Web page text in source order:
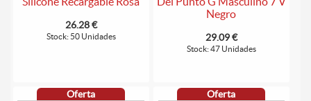
26.28 €
Stock: 50 Unidades
Negro
29.09 €
Stock: 47 Unidades
Oferta Oferta